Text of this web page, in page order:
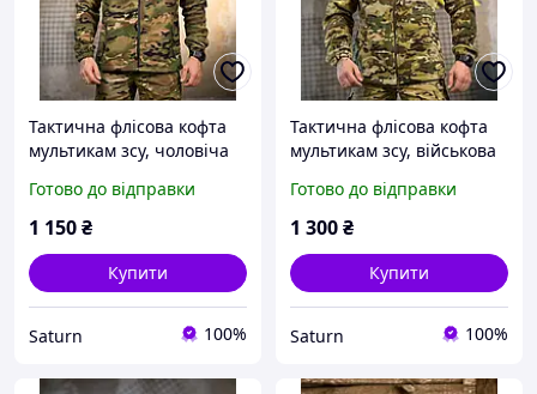
Тактична флісова кофта
мультикам зсу, чоловіча
втомлена, армійська
фліска камуфляж
Готово до відправки
1 150₴
Купити
Saturn 100%
Тактична флісова кофта
мультикам зсу, військова
липучки, армійська
фліска камуфляж
Готово до відправки
1 300₴
Купити
Saturn 100%